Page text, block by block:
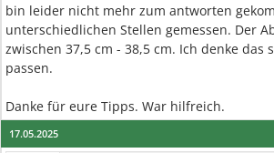
bin leider nicht mehr zum antworten
unterschiedlichen Stellen gemessen. Der
zwischen 37,5 cm - 38,5 cm. Ich denke das
passen.
Danke für eure Tipps. War hilfreich.
17.05.2025